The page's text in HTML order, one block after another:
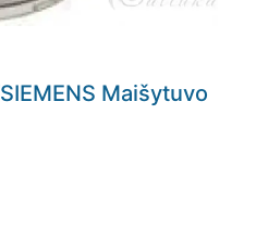
Maišytuvo